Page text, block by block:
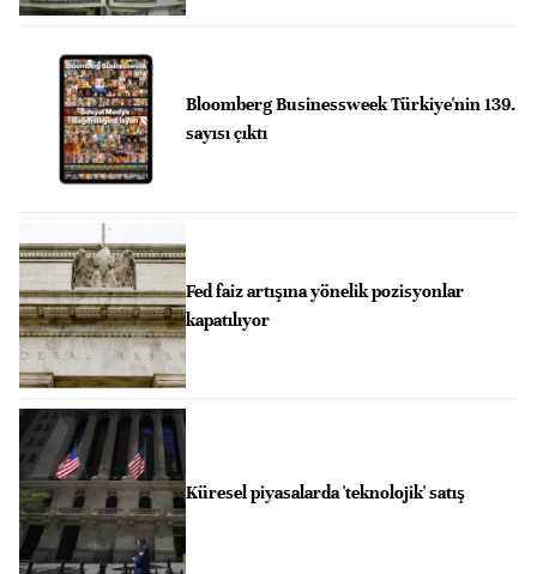
Bloomberg Businessweek Türkiye'nin 139.
sayısı çıktı
Fed faiz artışına yönelik pozisyonlar
kapatılıyor
Küresel piyasalarda 'teknolojik' satış